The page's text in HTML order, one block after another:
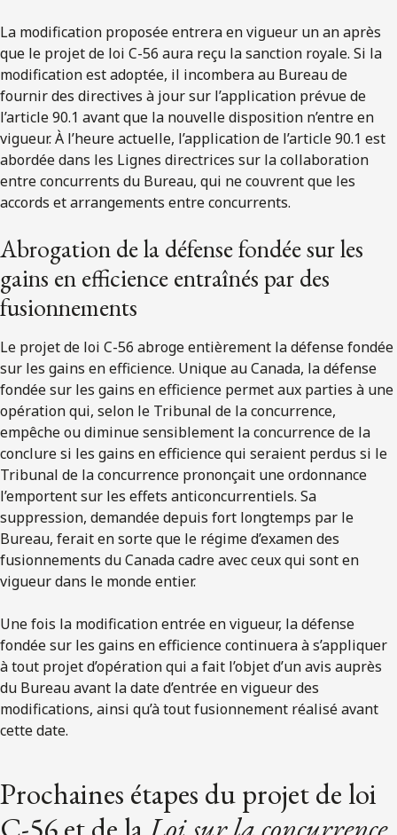
La modification proposée entrera en vigueur un an après
que le projet de loi C-56 aura reçu la sanction royale. Si la
modification est adoptée, il incombera au Bureau de
fournir des directives à jour sur l’application prévue de
l’article 90.1 avant que la nouvelle disposition n’entre en
vigueur. À l’heure actuelle, l’application de l’article 90.1 est
abordée dans les Lignes directrices sur la collaboration
entre concurrents du Bureau, qui ne couvrent que les
accords et arrangements entre concurrents.
Abrogation de la défense fondée sur les
gains en efficience entraînés par des
fusionnements
Le projet de loi C-56 abroge entièrement la défense fondée
sur les gains en efficience. Unique au Canada, la défense
fondée sur les gains en efficience permet aux parties à une
opération qui, selon le Tribunal de la concurrence,
empêche ou diminue sensiblement la concurrence de la
conclure si les gains en efficience qui seraient perdus si le
Tribunal de la concurrence prononçait une ordonnance
l’emportent sur les effets anticoncurrentiels. Sa
suppression, demandée depuis fort longtemps par le
Bureau, ferait en sorte que le régime d’examen des
fusionnements du Canada cadre avec ceux qui sont en
vigueur dans le monde entier.
Une fois la modification entrée en vigueur, la défense
fondée sur les gains en efficience continuera à s’appliquer
à tout projet d’opération qui a fait l’objet d’un avis auprès
du Bureau avant la date d’entrée en vigueur des
modifications, ainsi qu’à tout fusionnement réalisé avant
cette date.
Prochaines étapes du projet de loi